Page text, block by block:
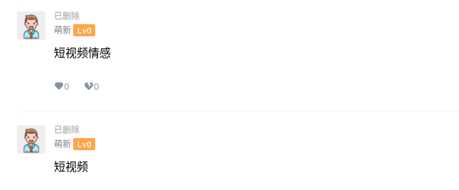
已删除
萌新 Lv0
短视频情感
0 0
已删除
萌新 Lv0
短视频